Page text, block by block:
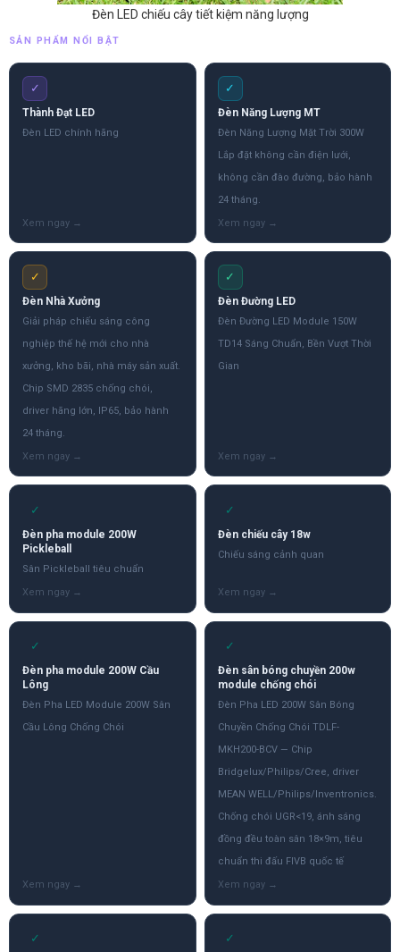
Đèn LED chiếu cây tiết kiệm năng lượng
SẢN PHẨM NỔI BẬT
✓
Thành Đạt LED
Đèn LED chính hãng
✓
Đèn Năng Lượng MT
Đèn Năng Lượng Mặt Trời 300W
Lắp đặt không cần điện lưới,
không cần đào đường, bảo hành
24 tháng.
✓
Đèn Nhà Xưởng
Giải pháp chiếu sáng công
nghiệp thế hệ mới cho nhà
xưởng, kho bãi, nhà máy sản xuất.
Chip SMD 2835 chống chói,
driver hãng lớn, IP65, bảo hành
24 tháng.
✓
Đèn Đường LED
Đèn Đường LED Module 150W
TD14 Sáng Chuẩn, Bền Vượt Thời
Gian
✓
Đèn pha module 200W
Pickleball
Sân Pickleball tiêu chuẩn
✓
Đèn chiếu cây 18w
Chiếu sáng cảnh quan
✓
Đèn pha module 200W Cầu
Lông
Đèn Pha LED Module 200W Sân
Cầu Lông Chống Chói
✓
Đèn sân bóng chuyền 200w
module chống chói
Đèn Pha LED 200W Sân Bóng
Chuyền Chống Chói TDLF-
MKH200-BCV — Chip
Bridgelux/Philips/Cree, driver
MEAN WELL/Philips/Inventronics.
Chống chói UGR<19, ánh sáng
đồng đều toàn sân 18×9m, tiêu
chuẩn thi đấu FIVB quốc tế
✓ ✓